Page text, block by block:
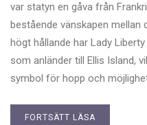
var statyn en gåva från
bestående vänskapen mellan
högt hållande har Lady
som anländer till Ellis Island,
symbol för hopp och
FORTSÄTT LÄSA